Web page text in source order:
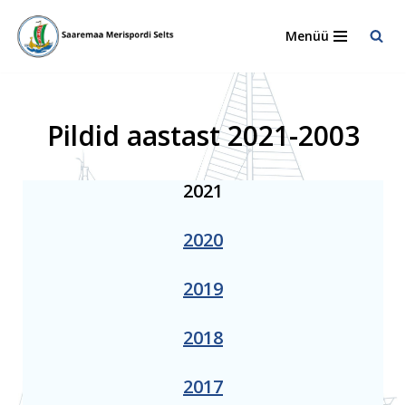
Skip
Menüü
Pildid aastast 2021-2003
2021
2020
2019
2018
2017